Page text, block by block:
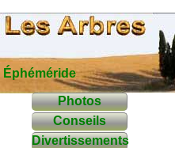
Éphéméride
Photos
Conseils
Divertissements